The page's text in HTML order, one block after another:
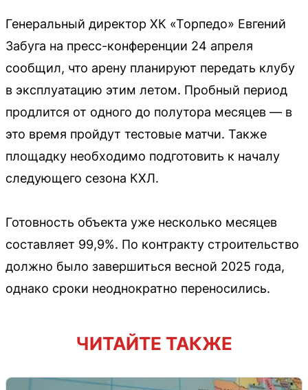
Генеральный директор ХК «Торпедо» Евгений
Забуга на пресс-конференции 24 апреля
сообщил, что арену планируют передать клубу
в эксплуатацию этим летом. Пробный период
продлится от одного до полутора месяцев — в
это время пройдут тестовые матчи. Также
площадку необходимо подготовить к началу
следующего сезона КХЛ.
Готовность объекта уже несколько месяцев
составляет 99,9%. По контракту строительство
должно было завершиться весной 2025 года,
однако сроки неоднократно переносились.
ЧИТАЙТЕ ТАКЖЕ